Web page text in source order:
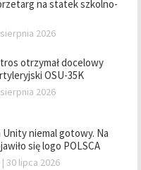
na statek szkolno-
2026
otrzymał docelowy
OSU-35K
2026
niemal gotowy. Na
się logo POLSCA
| 30 lipca 2026